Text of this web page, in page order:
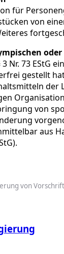
für
von
Nr. 73
gestellt
von
aus
von